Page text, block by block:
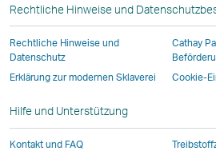
das
von
externen
und
Rechtliche Hinweise und
Rechtliche Hinweise und
Datenschutz
Cathay
Erklärung zur modernen Sklaverei Cookie-
Hilfe und Unterstützung
Kontakt und FAQ